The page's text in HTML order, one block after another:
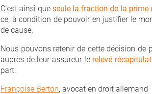
C’est ainsi queseule la fraction de la prime
ce, à condition de pouvoir en justifier le
de cause.
Nous pouvons retenir de cette décision de
auprès de leur assureur le relevé
part.
Françoise Berton, avocat en droit allemand